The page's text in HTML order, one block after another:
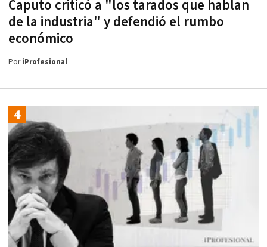
Caputo criticó a "los tarados que hablan
de la industria" y defendió el rumbo
económico
PoriProfesional